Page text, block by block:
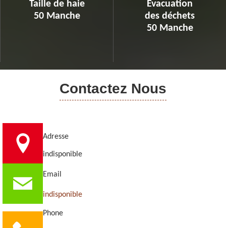
Taille de haie
50 Manche
Evacuation
des déchets
50 Manche
Contactez Nous
Adresse
indisponible
Email
indisponible
Phone